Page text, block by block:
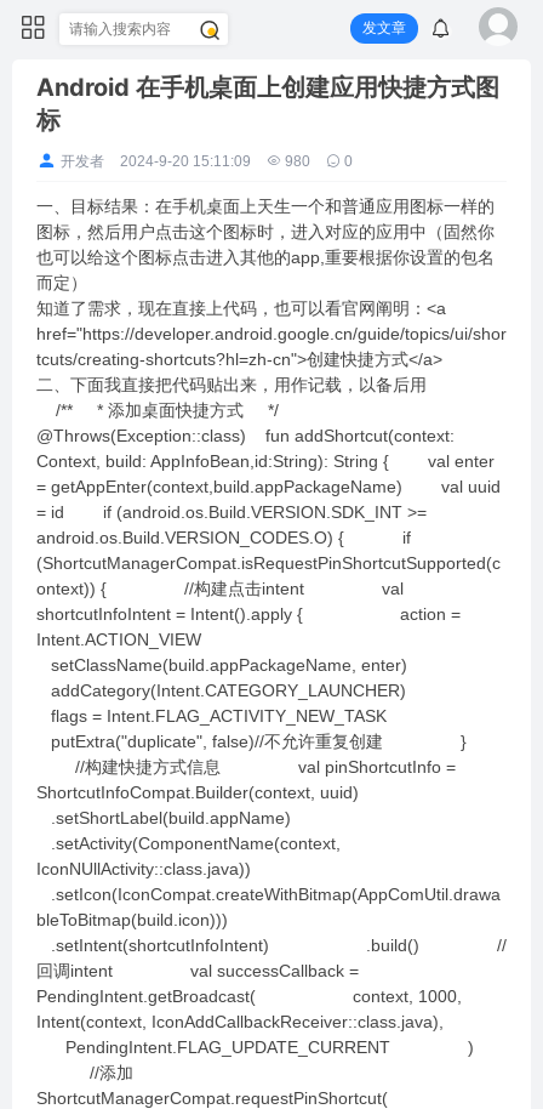
发文章
Android 在手机桌面上创建应用快捷方式图
标
开发者 2024-9-20 15:11:09 980 0
一、目标结果：在手机桌面上天生一个和普通应用图标一样的
图标，然后用户点击这个图标时，进入对应的应用中（固然你
也可以给这个图标点击进入其他的app,重要根据你设置的包名
而定）
知道了需求，现在直接上代码，也可以看官网阐明：<a
href="https://developer.android.google.cn/guide/topics/ui/shor
tcuts/creating-shortcuts?hl=zh-cn">创建快捷方式</a>
二、下面我直接把代码贴出来，用作记载，以备后用
/** * 添加桌面快捷方式 */
@Throws(Exception::class) fun addShortcut(context:
Context, build: AppInfoBean,id:String): String { val enter
= getAppEnter(context,build.appPackageName) val uuid
= id if (android.os.Build.VERSION.SDK_INT >=
android.os.Build.VERSION_CODES.O) { if
(ShortcutManagerCompat.isRequestPinShortcutSupported(c
ontext)) { //构建点击intent val
shortcutInfoIntent = Intent().apply { action =
Intent.ACTION_VIEW
setClassName(build.appPackageName, enter)
addCategory(Intent.CATEGORY_LAUNCHER)
flags = Intent.FLAG_ACTIVITY_NEW_TASK
putExtra("duplicate", false)//不允许重复创建 }
//构建快捷方式信息 val pinShortcutInfo =
ShortcutInfoCompat.Builder(context, uuid)
.setShortLabel(build.appName)
.setActivity(ComponentName(context,
IconNUllActivity::class.java))
.setIcon(IconCompat.createWithBitmap(AppComUtil.drawa
bleToBitmap(build.icon)))
.setIntent(shortcutInfoIntent) .build() //
回调intent val successCallback =
PendingIntent.getBroadcast( context, 1000,
Intent(context, IconAddCallbackReceiver::class.java),
PendingIntent.FLAG_UPDATE_CURRENT )
//添加
ShortcutManagerCompat.requestPinShortcut(